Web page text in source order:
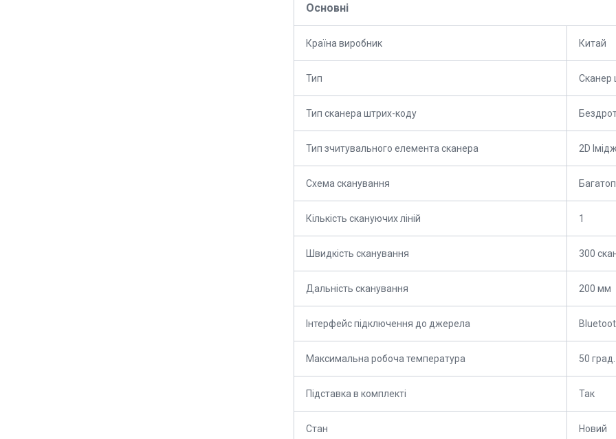
Основні
Країна виробник Китай
Тип Сканер
Тип сканера штрих-коду
Тип зчитувального елемента сканера 2D Імідж
Схема сканування
Кількість скануючих ліній 1
Швидкість сканування 300
Дальність сканування 200 мм
Інтерфейс підключення до джерела
Максимальна робоча температура 50 град.
Підставка в комплекті Так
Стан Новий